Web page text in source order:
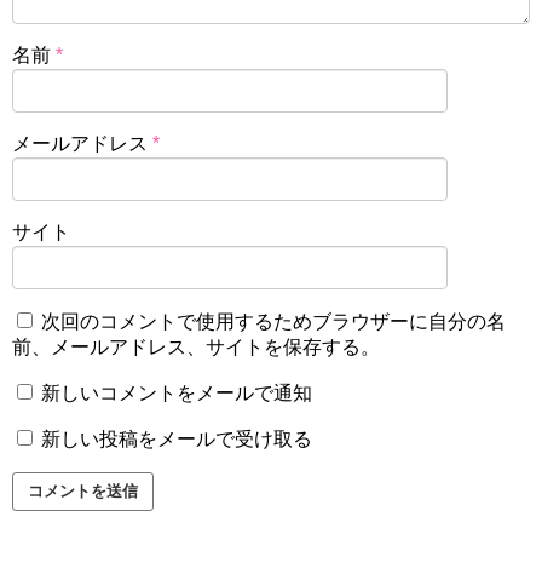
名前 *
メールアドレス *
サイト
次回のコメントで使用するためブラウザーに自分の名
前、メールアドレス、サイトを保存する。
新しいコメントをメールで通知
新しい投稿をメールで受け取る